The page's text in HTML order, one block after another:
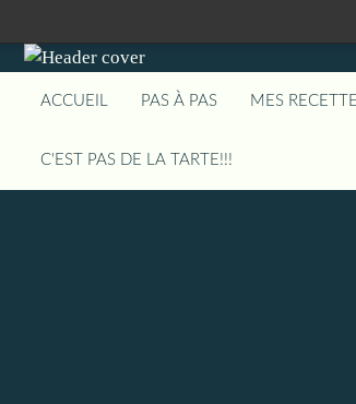
ACCUEIL PAS À PAS MES
C'EST PAS DE LA TARTE!!!